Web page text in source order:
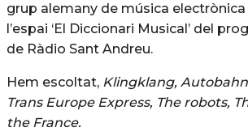
grup alemany de música
l’espai ‘El Diccionari Musical’ del
de Ràdio Sant Andreu.
Hem escoltat, Klingklang,
Trans Europe Express, The robots,
the France.